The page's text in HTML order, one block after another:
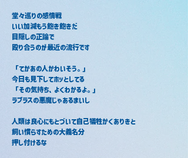
堂々巡りの感情戦
いい加減もう飽き飽きだ
目隠しの正論で
殴り合うのが最近の流行です
「てかあの人かわいそう。」
今日も見下してホッとしてる
「その気持ち、よくわかるよ。」
ラプラスの悪魔じゃあるまいし
人類は良心にもとづいて自己犠牲かくありきと
飼い慣らすための大義名分
押し付けるな